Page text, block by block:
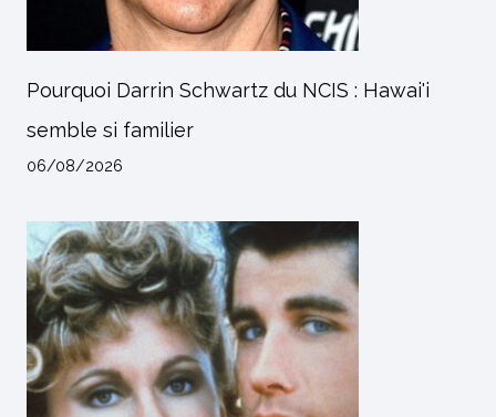
Pourquoi Darrin Schwartz du NCIS : Hawai'i
semble si familier
06/08/2026